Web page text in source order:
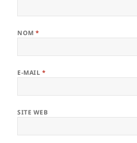
NOM*
E-MAIL *
SITE WEB